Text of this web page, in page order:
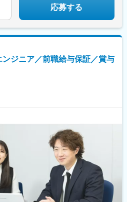
応募する
ジニア／前職給与保証／賞与